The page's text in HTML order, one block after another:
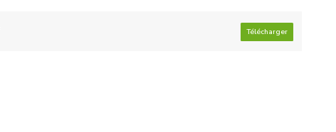
Télécharger